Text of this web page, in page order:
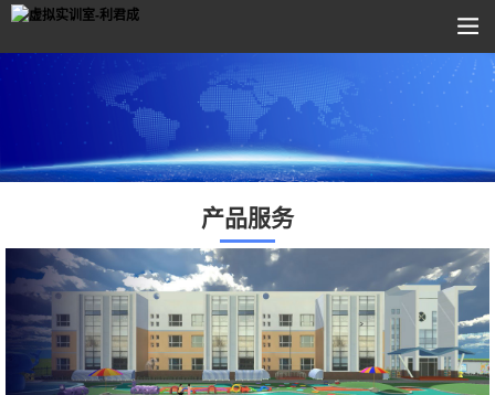
产品服务